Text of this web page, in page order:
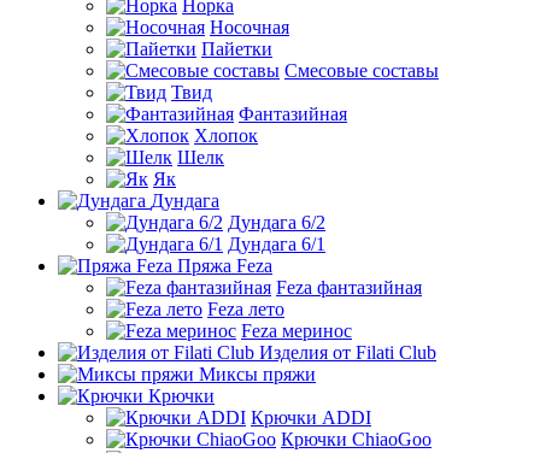
Норка
Носочная
Пайетки
Смесовые составы
Твид
Фантазийная
Хлопок
Шелк
Як
Дундага
Дундага 6/2
Дундага 6/1
Пряжа Feza
Feza фантазийная
Feza лето
Feza меринос
Изделия от Filati Club
Миксы пряжи
Крючки
Крючки ADDI
Крючки ChiaoGoo